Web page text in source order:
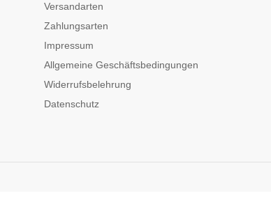
Versandarten
Zahlungsarten
Impressum
Allgemeine Geschäftsbedingungen
Widerrufsbelehrung
Datenschutz